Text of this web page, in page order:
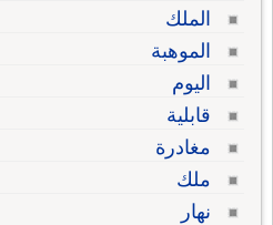
الملك
الموهبة
اليوم
قابلية
مغادرة
ملك
نهار